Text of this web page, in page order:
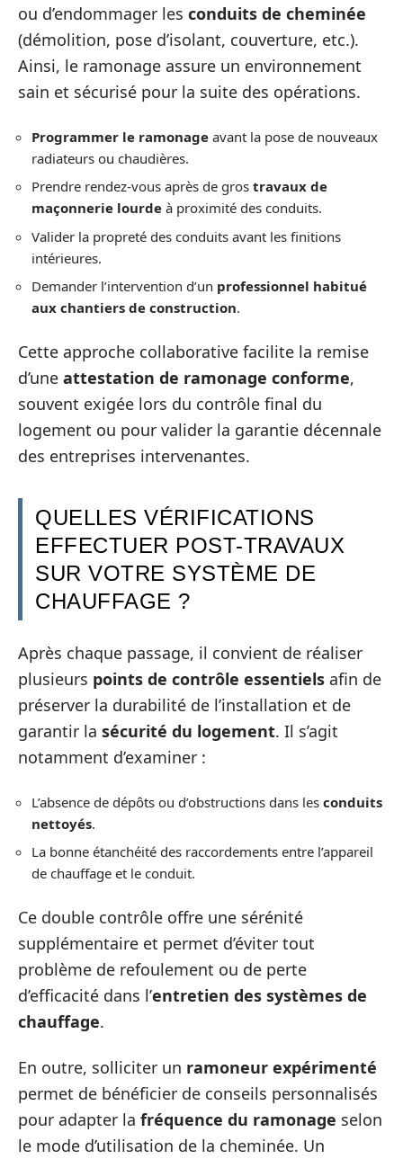
ou d’endommager les conduits de cheminée
(démolition, pose d’isolant, couverture, etc.).
Ainsi, le ramonage assure un environnement
sain et sécurisé pour la suite des opérations.
Programmer le ramonage avant la pose de nouveaux
radiateurs ou chaudières.
Prendre rendez-vous après de gros travaux de
maçonnerie lourde à proximité des conduits.
Valider la propreté des conduits avant les finitions
intérieures.
Demander l’intervention d’un professionnel habitué
aux chantiers de construction.
Cette approche collaborative facilite la remise
d’une attestation de ramonage conforme,
souvent exigée lors du contrôle final du
logement ou pour valider la garantie décennale
des entreprises intervenantes.
QUELLES VÉRIFICATIONS
EFFECTUER POST-TRAVAUX
SUR VOTRE SYSTÈME DE
CHAUFFAGE ?
Après chaque passage, il convient de réaliser
plusieurs points de contrôle essentiels afin de
préserver la durabilité de l’installation et de
garantir la sécurité du logement. Il s’agit
notamment d’examiner :
L’absence de dépôts ou d’obstructions dans les conduits
nettoyés.
La bonne étanchéité des raccordements entre l’appareil
de chauffage et le conduit.
Ce double contrôle offre une sérénité
supplémentaire et permet d’éviter tout
problème de refoulement ou de perte
d’efficacité dans l’entretien des systèmes de
chauffage.
En outre, solliciter un ramoneur expérimenté
permet de bénéficier de conseils personnalisés
pour adapter la fréquence du ramonage selon
le mode d’utilisation de la cheminée. Un